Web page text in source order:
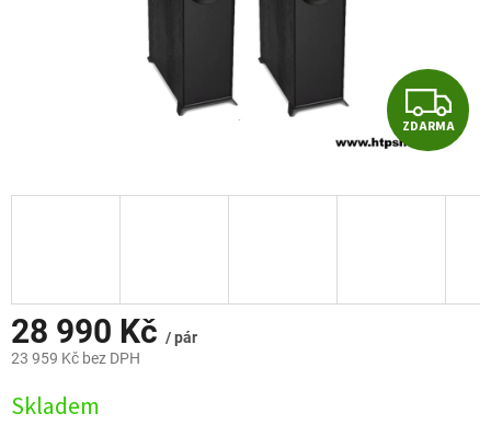
Z
D
A
ZDARMA
28 990 Kč / pár
23 959 Kč bez DPH
cena:
Skladem